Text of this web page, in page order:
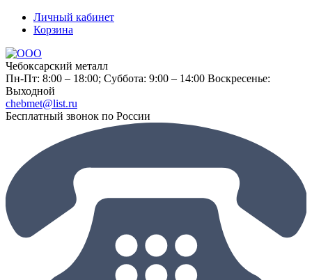
Личный кабинет
Корзина
Чебоксарский металл
Пн-Пт: 8:00 – 18:00; Суббота: 9:00 – 14:00 Воскресенье:
Выходной
chebmet@list.ru
Бесплатный звонок по России